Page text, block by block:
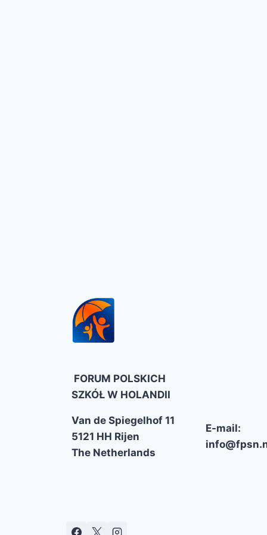
FORUM POLSKICH
SZKÓŁ W HOLANDII
Van de Spiegelhof 11
5121 HH Rijen
The Netherlands
E-mail: